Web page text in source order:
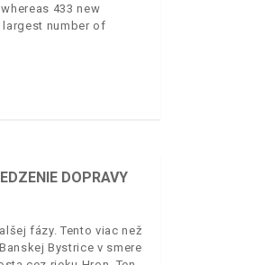
433 new
number of
DOPRAVY
fázy. Tento viac než
Bystrice v smere